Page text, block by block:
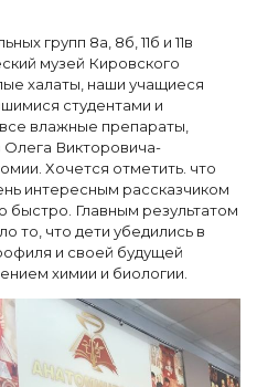
групп 8а, 8б, 11б и 11в
музей Кировского
халаты, наши учащиеся
студентами и
влажные препараты,
Олега Викторовича-
Хочется отметить. что
интересным рассказчиком
быстро. Главным результатом
то, что дети убедились в
и своей будущей
химии и биологии.